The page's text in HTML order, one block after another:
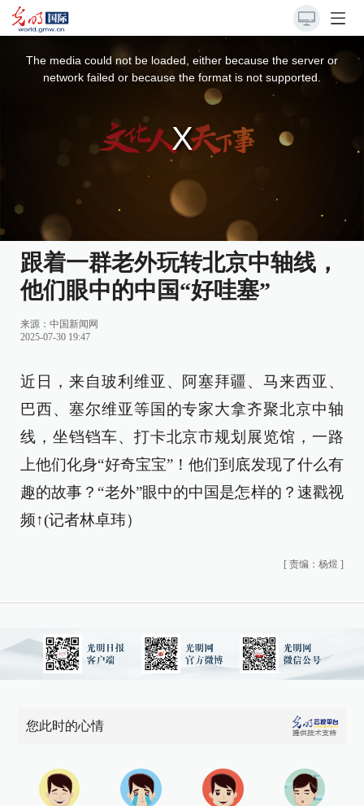
The media could not be loaded, either because the server or
network failed or because the format is not supported.
跟着一群老外玩转北京中轴线，
他们眼中的中国“好哇塞”
来源： 中国新闻网
2025-07-30 19:47
近日，来自玻利维亚、阿塞拜疆、马来西亚、
巴西、塞尔维亚等国的专家大拿齐聚北京中轴
线，坐铛铛车、打卡北京市规划展览馆，一路
上他们化身“好奇宝宝”！他们到底发现了什么有
趣的故事？“老外”眼中的中国是怎样的？速戳视
频↑(记者林卓玮）
[ 责编：杨煜 ]
您此时的心情